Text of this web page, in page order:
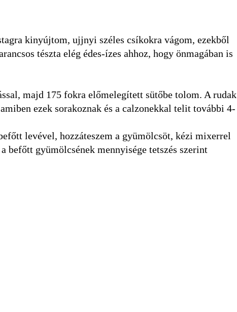
kinyújtom, ujjnyi széles csíkokra vágom, ezekből
tészta elég édes-ízes ahhoz, hogy önmagában is
majd 175 fokra előmelegített sütőbe tolom. A rudak
ezek sorakoznak és a calzonekkal telit további 4-
levével, hozzáteszem a gyümölcsöt, kézi mixerrel
befőtt gyümölcsének mennyisége tetszés szerint